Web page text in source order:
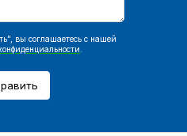
вы соглашаетесь с нашей